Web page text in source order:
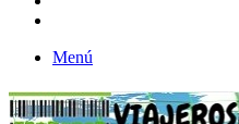
Menú